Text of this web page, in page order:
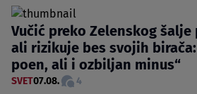
Vučić preko Zelenskog
ali rizikuje bes svojih
poen, ali i ozbiljan minus“
SVET07.08. 4